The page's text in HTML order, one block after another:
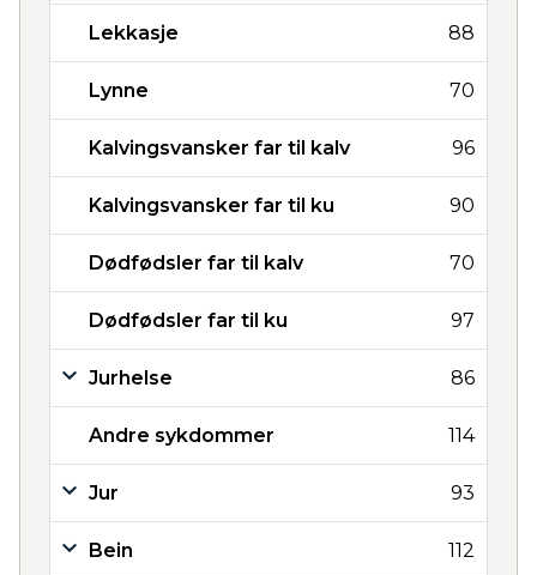
Lekkasje 88
Lynne 70
Kalvingsvansker far til kalv 96
Kalvingsvansker far til ku 90
Dødfødsler far til kalv 70
Dødfødsler far til ku 97
Jurhelse 86
Andre sykdommer 114
Jur 93
Bein 112